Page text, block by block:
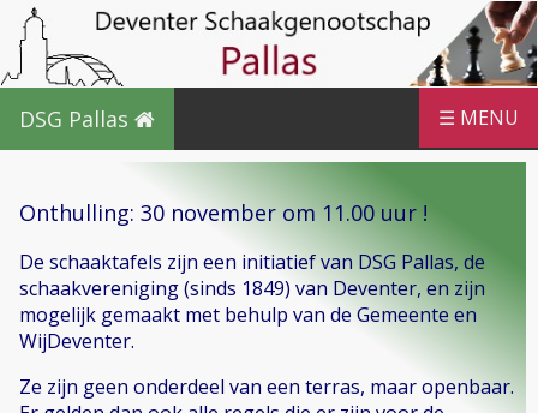
DSG Pallas ☰ MENU
Onthulling: 30 november om 11.00 uur !
De schaaktafels zijn een initiatief van DSG Pallas, de
schaakvereniging (sinds 1849) van Deventer, en zijn
mogelijk gemaakt met behulp van de Gemeente en
WijDeventer.
Ze zijn geen onderdeel van een terras, maar openbaar.